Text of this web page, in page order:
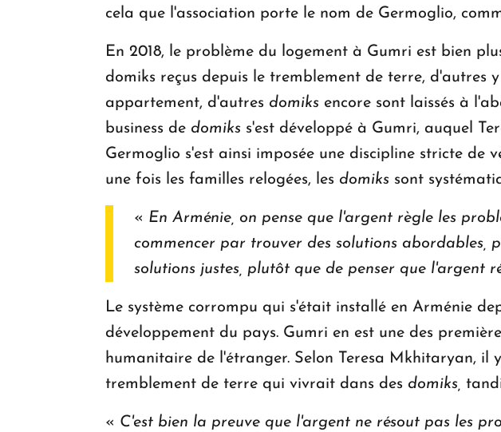
cela que l'association porte le nom de Germoglio,
En 2018, le problème du logement à Gumri est bien
domiks reçus depuis le tremblement de terre,
appartement, d'autres domiks encore sont laissés à
business de domiks s'est développé à Gumri, auquel
Germoglio s'est ainsi imposée une discipline stricte de
une fois les familles relogées, les domiks sont
« En Arménie, on pense que l'argent règle les
commencer par trouver des solutions abordables,
solutions justes, plutôt que de penser que l'argent
Le système corrompu qui s'était installé en Arménie
développement du pays. Gumri en est une des
humanitaire de l'étranger. Selon Teresa Mkhitaryan, il
tremblement de terre qui vivrait dans des domiks,
« C'est bien la preuve que l'argent ne résout pas les